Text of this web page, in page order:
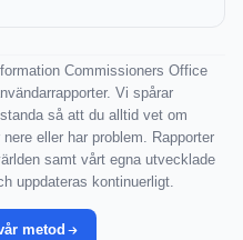
Commissioners Office
Vi spårar
så att du alltid vet om
eller har problem. Rapporter
samt vårt egna utvecklade
uppdateras kontinuerligt.
metod